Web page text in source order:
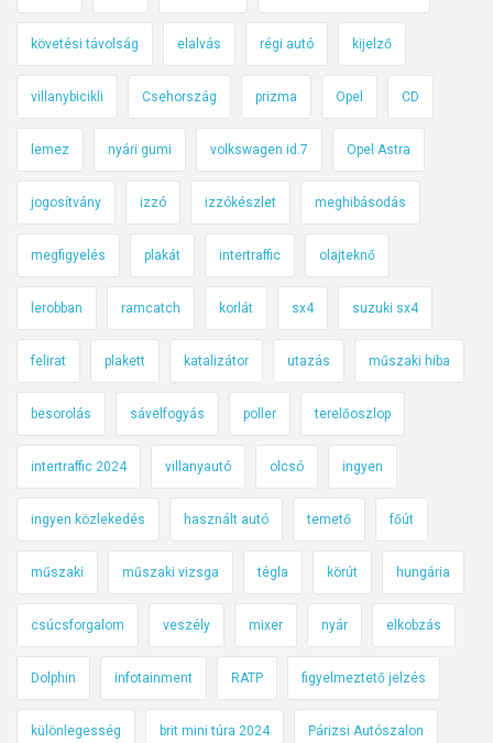
követési távolság elalvás régi autó kijelző
villanybicikli Csehország prizma Opel CD
lemez nyári gumi volkswagen id.7 Opel Astra
jogosítvány izzó izzókészlet meghibásodás
megfigyelés plakát intertraffic olajteknő
lerobban ramcatch korlát sx4 suzuki sx4
felirat plakett katalizátor utazás műszaki hiba
besorolás sávelfogyás poller terelőoszlop
intertraffic 2024 villanyautó olcsó ingyen
ingyen közlekedés használt autó temető főút
műszaki műszaki vizsga tégla körút hungária
csúcsforgalom veszély mixer nyár elkobzás
Dolphin infotainment RATP figyelmeztető jelzés
különlegesség brit mini túra 2024 Párizsi Autószalon